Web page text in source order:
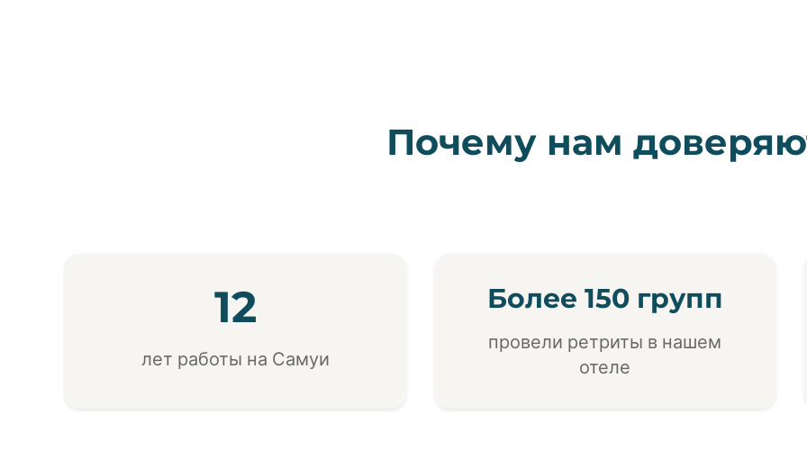
Почему нам
12
лет работы на Самуи
Более 150 групп
провели ретриты в нашем
отеле